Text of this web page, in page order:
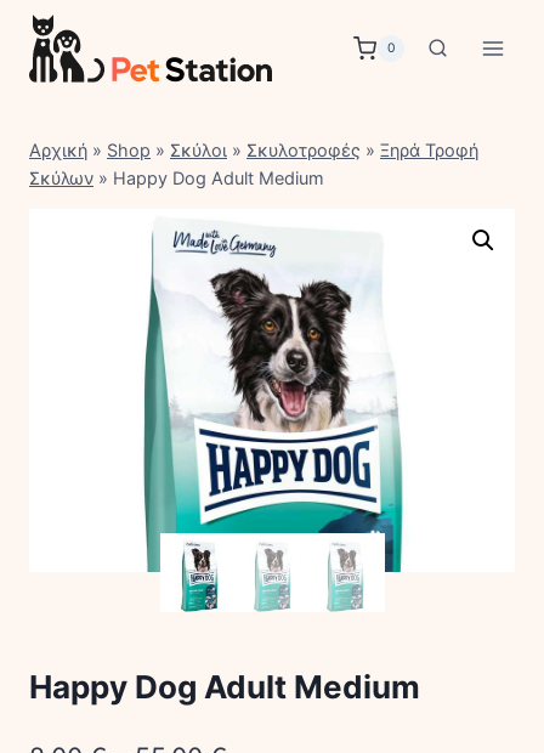
Skip
content
0
Αρχική » Shop » Σκύλοι » Σκυλοτροφές » Ξηρά Τροφή
Σκύλων » Happy Dog Adult Medium
Happy Dog Adult Medium